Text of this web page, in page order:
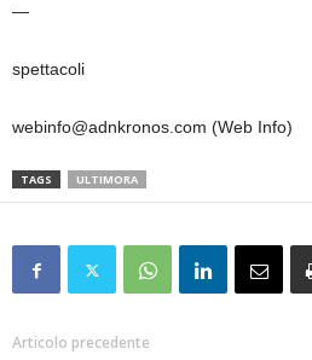
—
spettacoli
webinfo@adnkronos.com (Web Info)
TAGS ULTIMORA
Articolo precedente